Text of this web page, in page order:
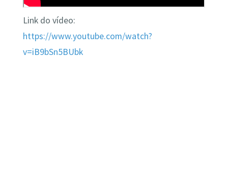
Link do vídeo:
https://www.youtube.com/watch?
v=iB9bSn5BUbk